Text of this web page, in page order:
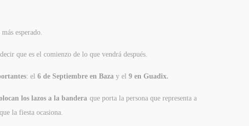
esperado.
que es el comienzo de lo que vendrá después.
: el 6 de Septiembre en Baza y el 9 en Guadix.
los lazos a la bandera que porta la persona que representa a
la fiesta ocasiona.